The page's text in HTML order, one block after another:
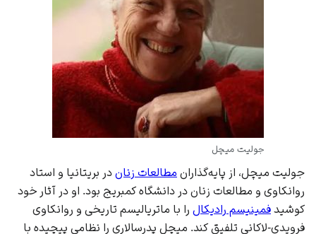
جولیت میچل
جولیت میچل، از پایه‌گذاران مطالعات زنان در بریتانیا و استاد
روانکاوی و مطالعات زنان در دانشگاه کمبریج بود. او در آثار خود
کوشید فمینیسم رادیکال را با ماتریالیسم تاریخی و روانکاوی
فرویدی-لاکانی تلفیق کند. میچل پدرسالاری را نظامی پیچیده با